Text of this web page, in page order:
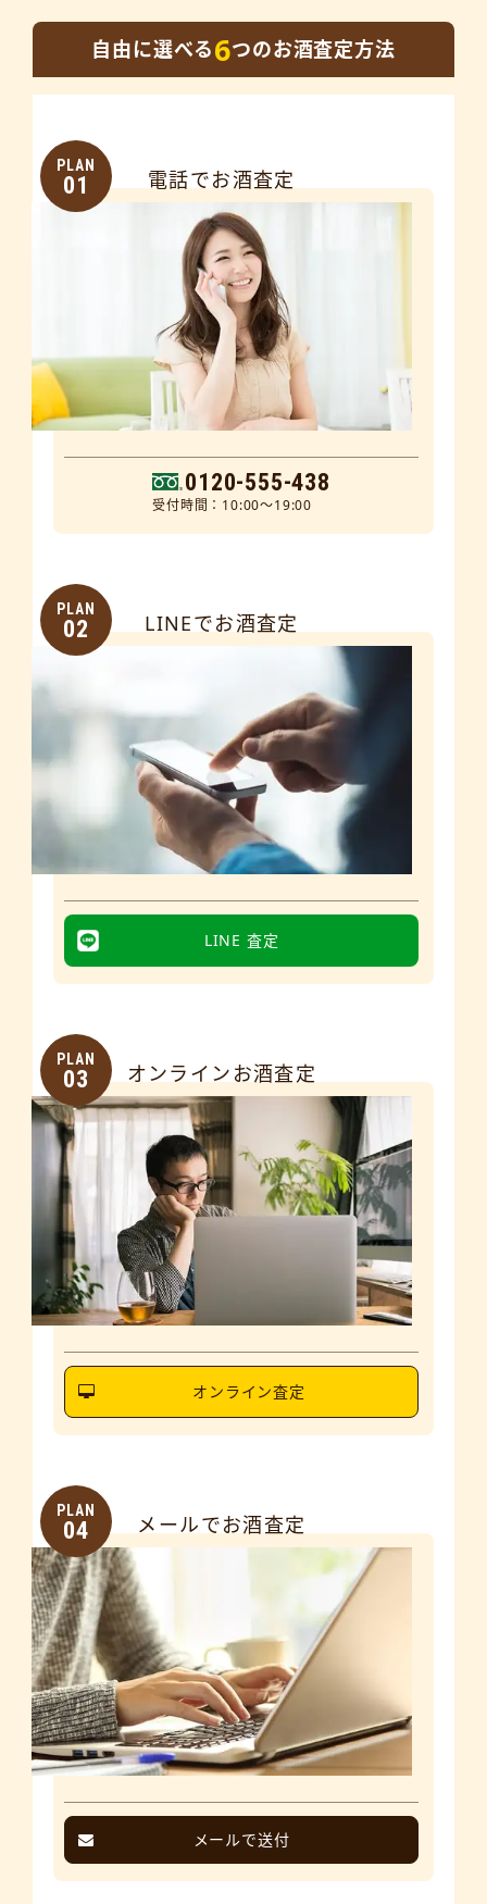
自由に選べる6つのお酒査定方法
PLAN
01 電話でお酒査定
0120-555-438
受付時間：10:00～19:00
PLAN
02 LINEでお酒査定
LINE 査定
PLAN
03 オンラインお酒査定
オンライン査定
PLAN
04 メールでお酒査定
メールで送付